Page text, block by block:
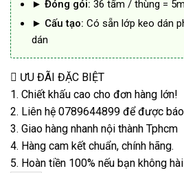
► Đóng gói: 36 tấm / thùng =
► Cấu tạo: Có sẵn lớp keo dán
dán
ƯU ĐÃI ĐẶC BIỆT
1. Chiết khấu cao cho đơn hàng lớn!
2. Liên hệ 0789644899 để được
3. Giao hàng nhanh nội thành Tphcm
4. Hàng cam kết chuẩn, chính hãng.
5. Hoàn tiền 100% nếu bạn không